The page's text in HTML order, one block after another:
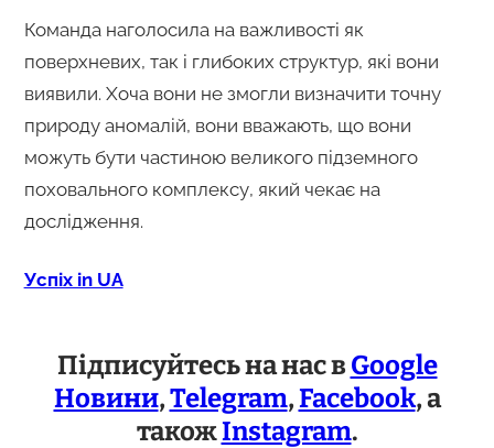
Команда наголосила на важливості як
поверхневих, так і глибоких структур, які вони
виявили. Хоча вони не змогли визначити точну
природу аномалій, вони вважають, що вони
можуть бути частиною великого підземного
поховального комплексу, який чекає на
дослідження.
Успіх in UA
Підписуйтесь на нас вGoogle
Новини,Telegram,Facebook, а
такожInstagram.